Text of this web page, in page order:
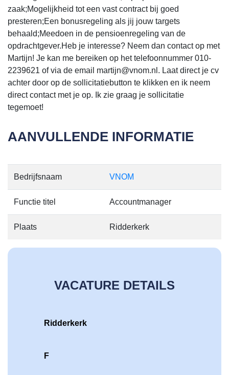
zaak;Mogelijkheid tot een vast contract bij goed
presteren;Een bonusregeling als jij jouw targets
behaald;Meedoen in de pensioenregeling van de
opdrachtgever.Heb je interesse? Neem dan contact op met
Martijn! Je kan me bereiken op het telefoonnummer 010-
2239621 of via de email martijn@vnom.nl. Laat direct je cv
achter door op de sollicitatiebutton te klikken en ik neem
direct contact met je op. Ik zie graag je sollicitatie
tegemoet!
AANVULLENDE INFORMATIE
Bedrijfsnaam VNOM
Functie titel Accountmanager
Plaats Ridderkerk
VACATURE DETAILS
Ridderkerk
F